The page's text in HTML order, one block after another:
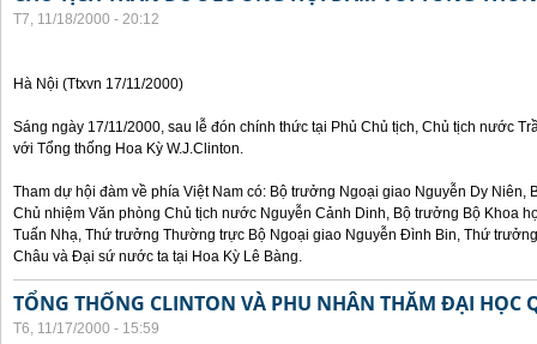
T7, 11/18/2000 - 20:12
Hà Nội (Ttxvn 17/11/2000)
Sáng ngày 17/11/2000, sau lễ đón chính thức tại Phủ Chủ tịch, Chủ tịch nước
với Tổng thống Hoa Kỳ W.J.Clinton.
Tham dự hội đàm về phía Việt Nam có: Bộ trưởng Ngoại giao Nguyễn Dy Niên,
Chủ nhiệm Văn phòng Chủ tịch nước Nguyễn Cảnh Dinh, Bộ trưởng Bộ Khoa
Tuấn Nhạ, Thứ trưởng Thường trực Bộ Ngoại giao Nguyễn Đình Bin, Thứ
Châu và Đại sứ nước ta tại Hoa Kỳ Lê Bàng.
TỔNG THỐNG CLINTON VÀ PHU NHÂN THĂM ĐẠI HỌC
T6, 11/17/2000 - 15:59